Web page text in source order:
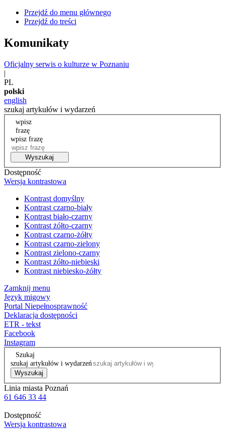
Przejdź do menu głównego
Przejdź do treści
Komunikaty
Oficjalny serwis o kulturze w Poznaniu
|
PL
polski
english
szukaj artykułów i wydarzeń
wpisz
frazę
wpisz frazę
Wyszukaj
Dostępność
Wersja kontrastowa
Kontrast domyślny
Kontrast czarno-biały
Kontrast biało-czarny
Kontrast żółto-czarny
Kontrast czarno-żółty
Kontrast czarno-zielony
Kontrast zielono-czarny
Kontrast żółto-niebieski
Kontrast niebiesko-żółty
Zamknij menu
Język migowy
Portal Niepełnosprawność
Deklaracja dostępności
ETR - tekst
Facebook
Instagram
Szukaj
szukaj artykułów i wydarzeń
Wyszukaj
Linia miasta Poznań
61 646 33 44
Dostępność
Wersja kontrastowa